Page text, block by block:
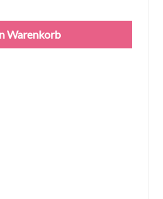
Wert ein
Warenkorb